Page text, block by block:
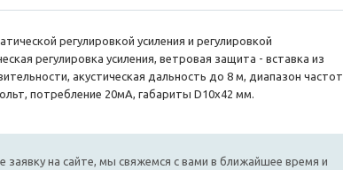
регулировкой усиления и регулировкой
регулировка усиления, ветровая защита - вставка из
акустическая дальность до 8 м, диапазон частот
потребление 20мА, габариты D10х42 мм.
на сайте, мы свяжемся с вами в ближайшее время и